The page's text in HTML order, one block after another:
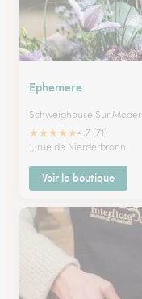
Ephemere
Schweighouse Sur Moder
★★★★★4.7 (71)
1, rue de Nierderbronn
Voir la boutique